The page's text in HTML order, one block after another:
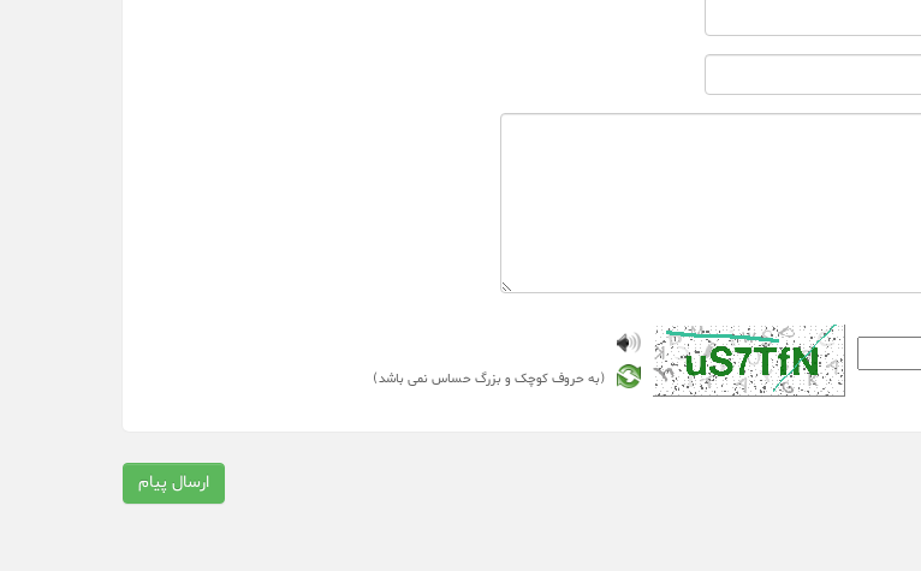
(به حروف کوچک و بزرگ حساس نمی باشد)
ارسال پیام